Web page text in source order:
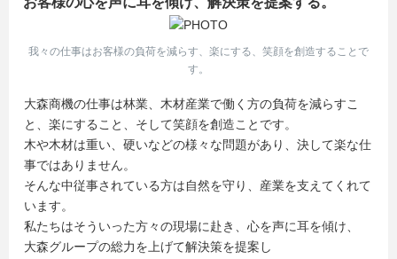
我々の仕事はお客様の負荷を減らす、楽にする、笑顔を創造することで
す。
大森商機の仕事は林業、木材産業で働く方の負荷を減らすこ
と、楽にすること、そして笑顔を創造ことです。
木や木材は重い、硬いなどの様々な問題があり、決して楽な仕
事ではありません。
そんな中従事されている方は自然を守り、産業を支えてくれて
います。
私たちはそういった方々の現場に赴き、心を声に耳を傾け、
大森グループの総力を上げて解決策を提案し